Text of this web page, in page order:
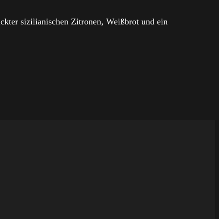
sizilianischen Zitronen, Weißbrot und ein